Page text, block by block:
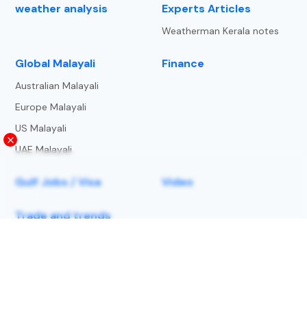
weather analysis Experts Articles
Weatherman Kerala notes
⁠Global Malayali
Australian Malayali
Europe Malayali
US Malayali
UAE Malayali
Finance
Gulf Jobs / Visa Video
Trade and trends